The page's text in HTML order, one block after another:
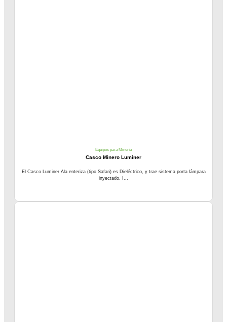
Equipos para Minería
Casco Minero Luminer
El Casco Luminer Ala enteriza (tipo Safari) es Dieléctrico, y trae sistema porta lámpara
inyectado. I...